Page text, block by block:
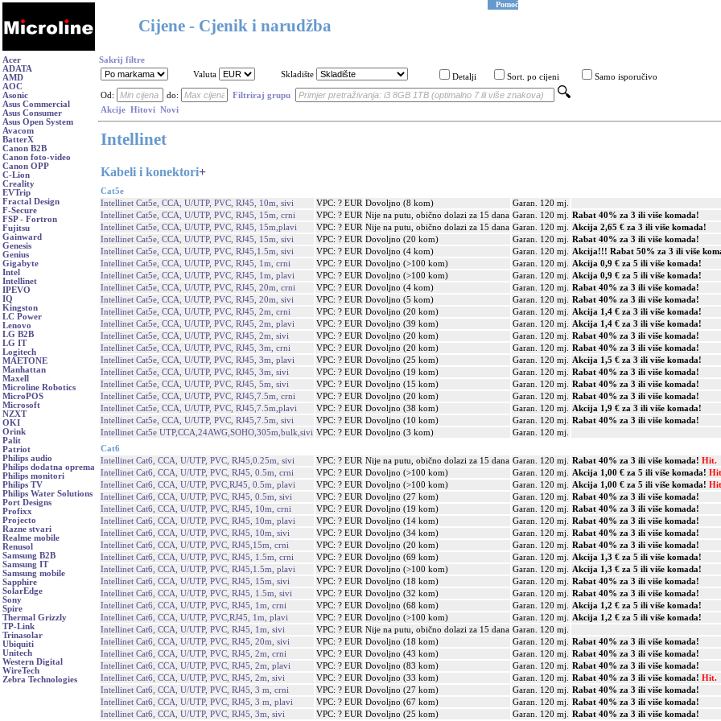
Cijene - Cjenik i narudžba
Pomoć
Acer
ADATA
AMD
AOC
Asonic
Asus Commercial
Asus Consumer
Asus Open System
Avacom
BatterX
Canon B2B
Canon foto-video
Canon OPP
C-Lion
Creality
EVTrip
Fractal Design
F-Secure
FSP - Fortron
Fujitsu
Gainward
Genesis
Genius
Gigabyte
Intel
Intellinet
IPEVO
IQ
Kingston
LC Power
Lenovo
LG B2B
LG IT
Logitech
MAETONE
Manhattan
Maxell
Microline Robotics
MicroPOS
Microsoft
NZXT
OKI
Orink
Palit
Patriot
Philips audio
Philips dodatna oprema
Philips monitori
Philips TV
Philips Water Solutions
Port Designs
Profixx
Projecto
Razne stvari
Realme mobile
Renusol
Samsung B2B
Samsung IT
Samsung mobile
Sapphire
SolarEdge
Sony
Spire
Thermal Grizzly
TP-Link
Trinasolar
Ubiquiti
Unitech
Western Digital
WireTech
Zebra Technologies
Sakrij filtre
Valuta
Skladište Detalji Sort. po cijeni Samo isporučivo
Od: do:
Filtriraj grupu
Akcije Hitovi Novi
Intellinet
Kabeli i konektori+
Cat5e
Intellinet Cat5e, CCA, U/UTP, PVC, RJ45, 10m, sivi
VPC: ? EUR Dovoljno (8 kom)
Garan. 120 mj.
Intellinet Cat5e, CCA, U/UTP, PVC, RJ45, 15m, crni
VPC: ? EUR Nije na putu, obično dolazi za 15 dana Garan. 120 mj.
Rabat 40% za 3 ili više komada!
Intellinet Cat5e, CCA, U/UTP, PVC, RJ45, 15m,plavi
VPC: ? EUR Nije na putu, obično dolazi za 15 dana Garan. 120 mj.
Akcija 2,65 € za 3 ili više komada!
Intellinet Cat5e, CCA, U/UTP, PVC, RJ45, 15m, sivi
VPC: ? EUR Dovoljno (20 kom) Garan. 120 mj.
Rabat 40% za 3 ili više komada!
Intellinet Cat5e, CCA, U/UTP, PVC, RJ45,1.5m, sivi
VPC: ? EUR Dovoljno (4 kom) Garan. 120 mj.
Akcija!!! Rabat 50% za 3 ili više
Intellinet Cat5e, CCA, U/UTP, PVC, RJ45, 1m, crni
VPC: ? EUR Dovoljno (>100 kom) Garan. 120 mj.
Akcija 0,9 € za 5 ili više komada!
Intellinet Cat5e, CCA, U/UTP, PVC, RJ45, 1m, plavi
VPC: ? EUR Dovoljno (>100 kom) Garan. 120 mj.
Akcija 0,9 € za 5 ili više komada!
Intellinet Cat5e, CCA, U/UTP, PVC, RJ45, 20m, crni
VPC: ? EUR Dovoljno (4 kom) Garan. 120 mj.
Rabat 40% za 3 ili više komada!
Intellinet Cat5e, CCA, U/UTP, PVC, RJ45, 20m, sivi
VPC: ? EUR Dovoljno (5 kom) Garan. 120 mj.
Rabat 40% za 3 ili više komada!
Intellinet Cat5e, CCA, U/UTP, PVC, RJ45, 2m, crni
VPC: ? EUR Dovoljno (20 kom) Garan. 120 mj.
Akcija 1,4 € za 3 ili više komada!
Intellinet Cat5e, CCA, U/UTP, PVC, RJ45, 2m, plavi
VPC: ? EUR Dovoljno (39 kom) Garan. 120 mj.
Akcija 1,4 € za 3 ili više komada!
Intellinet Cat5e, CCA, U/UTP, PVC, RJ45, 2m, sivi
VPC: ? EUR Dovoljno (20 kom) Garan. 120 mj.
Rabat 40% za 3 ili više komada!
Intellinet Cat5e, CCA, U/UTP, PVC, RJ45, 3m, crni
VPC: ? EUR Dovoljno (20 kom) Garan. 120 mj.
Rabat 40% za 3 ili više komada!
Intellinet Cat5e, CCA, U/UTP, PVC, RJ45, 3m, plavi
VPC: ? EUR Dovoljno (25 kom) Garan. 120 mj.
Akcija 1,5 € za 3 ili više komada!
Intellinet Cat5e, CCA, U/UTP, PVC, RJ45, 3m, sivi
VPC: ? EUR Dovoljno (19 kom) Garan. 120 mj.
Rabat 40% za 3 ili više komada!
Intellinet Cat5e, CCA, U/UTP, PVC, RJ45, 5m, sivi
VPC: ? EUR Dovoljno (15 kom) Garan. 120 mj.
Rabat 40% za 3 ili više komada!
Intellinet Cat5e, CCA, U/UTP, PVC, RJ45,7.5m, crni
VPC: ? EUR Dovoljno (20 kom) Garan. 120 mj.
Rabat 40% za 3 ili više komada!
Intellinet Cat5e, CCA, U/UTP, PVC, RJ45,7.5m,plavi
VPC: ? EUR Dovoljno (38 kom) Garan. 120 mj.
Akcija 1,9 € za 3 ili više komada!
Intellinet Cat5e, CCA, U/UTP, PVC, RJ45,7.5m, sivi
VPC: ? EUR Dovoljno (10 kom) Garan. 120 mj.
Rabat 40% za 3 ili više komada!
Intellinet Cat5e UTP,CCA,24AWG,SOHO,305m,bulk,sivi VPC: ? EUR Dovoljno (3 kom)
Garan. 120 mj.
Cat6
Intellinet Cat6, CCA, U/UTP, PVC, RJ45,0.25m, sivi
VPC: ? EUR Nije na putu, obično dolazi za 15 dana Garan. 120 mj. Rabat 40% za 3 ili više komada! Hit.
Intellinet Cat6, CCA, U/UTP, PVC, RJ45, 0.5m, crni
VPC: ? EUR Dovoljno (>100 kom) Garan. 120 mj. Akcija 1,00 € za 5 ili više komada!
Intellinet Cat6, CCA, U/UTP, PVC,RJ45, 0.5m, plavi
VPC: ? EUR Dovoljno (>100 kom) Garan. 120 mj. Akcija 1,00 € za 5 ili više komada!
Intellinet Cat6, CCA, U/UTP, PVC, RJ45, 0.5m, sivi
VPC: ? EUR Dovoljno (27 kom) Garan. 120 mj.
Rabat 40% za 3 ili više komada!
Intellinet Cat6, CCA, U/UTP, PVC, RJ45, 10m, crni
VPC: ? EUR Dovoljno (19 kom) Garan. 120 mj.
Rabat 40% za 3 ili više komada!
Intellinet Cat6, CCA, U/UTP, PVC, RJ45, 10m, plavi
VPC: ? EUR Dovoljno (14 kom) Garan. 120 mj.
Rabat 40% za 3 ili više komada!
Intellinet Cat6, CCA, U/UTP, PVC, RJ45, 10m, sivi
VPC: ? EUR Dovoljno (34 kom) Garan. 120 mj.
Rabat 40% za 3 ili više komada!
Intellinet Cat6, CCA, U/UTP, PVC, RJ45,15m, crni
VPC: ? EUR Dovoljno (20 kom) Garan. 120 mj.
Rabat 40% za 3 ili više komada!
Intellinet Cat6, CCA, U/UTP, PVC, RJ45, 1.5m, crni
VPC: ? EUR Dovoljno (69 kom) Garan. 120 mj.
Akcija 1,3 € za 5 ili više komada!
Intellinet Cat6, CCA, U/UTP, PVC, RJ45,1.5m, plavi
VPC: ? EUR Dovoljno (>100 kom) Garan. 120 mj.
Akcija 1,3 € za 5 ili više komada!
Intellinet Cat6, CCA, U/UTP, PVC, RJ45, 15m, sivi
VPC: ? EUR Dovoljno (18 kom) Garan. 120 mj.
Rabat 40% za 3 ili više komada!
Intellinet Cat6, CCA, U/UTP, PVC, RJ45, 1.5m, sivi
VPC: ? EUR Dovoljno (32 kom) Garan. 120 mj.
Rabat 40% za 3 ili više komada!
Intellinet Cat6, CCA, U/UTP, PVC, RJ45, 1m, crni
VPC: ? EUR Dovoljno (68 kom) Garan. 120 mj.
Akcija 1,2 € za 5 ili više komada!
Intellinet Cat6, CCA, U/UTP, PVC,RJ45, 1m, plavi
VPC: ? EUR Dovoljno (>100 kom) Garan. 120 mj.
Akcija 1,2 € za 5 ili više komada!
Intellinet Cat6, CCA, U/UTP, PVC, RJ45, 1m, sivi
VPC: ? EUR Nije na putu, obično dolazi za 15 dana Garan. 120 mj.
Intellinet Cat6, CCA, U/UTP, PVC, RJ45, 20m, sivi
VPC: ? EUR Dovoljno (18 kom) Garan. 120 mj.
Rabat 40% za 3 ili više komada!
Intellinet Cat6, CCA, U/UTP, PVC, RJ45, 2m, crni
VPC: ? EUR Dovoljno (43 kom) Garan. 120 mj.
Rabat 40% za 3 ili više komada!
Intellinet Cat6, CCA, U/UTP, PVC, RJ45, 2m, plavi
VPC: ? EUR Dovoljno (83 kom) Garan. 120 mj.
Rabat 40% za 3 ili više komada!
Intellinet Cat6, CCA, U/UTP, PVC, RJ45, 2m, sivi
VPC: ? EUR Dovoljno (33 kom) Garan. 120 mj. Rabat 40% za 3 ili više komada! Hit.
Intellinet Cat6, CCA, U/UTP, PVC, RJ45, 3 m, crni
VPC: ? EUR Dovoljno (27 kom) Garan. 120 mj.
Rabat 40% za 3 ili više komada!
Intellinet Cat6, CCA, U/UTP, PVC, RJ45, 3 m, plavi
VPC: ? EUR Dovoljno (67 kom) Garan. 120 mj.
Rabat 40% za 3 ili više komada!
Intellinet Cat6, CCA, U/UTP, PVC, RJ45, 3m, sivi
VPC: ? EUR Dovoljno (25 kom) Garan. 120 mj. Rabat 40% za 3 ili više komada!